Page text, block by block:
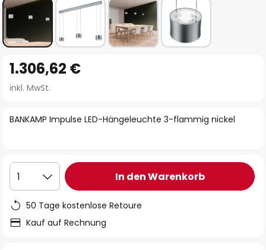
Anfang
der
springen
BANKAMP Impulse LED-Hängeleuchte 3-flammig nickel
1.306,62 €
inkl. MwSt.
1 In den Warenkorb
50 Tage kostenlose Retoure
Kauf auf Rechnung